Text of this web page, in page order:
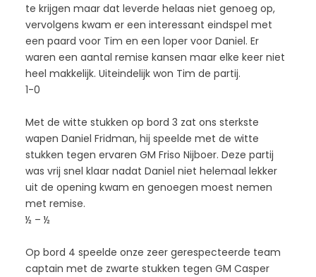
te krijgen maar dat leverde helaas niet genoeg op,
vervolgens kwam er een interessant eindspel met
een paard voor Tim en een loper voor Daniel. Er
waren een aantal remise kansen maar elke keer niet
heel makkelijk. Uiteindelijk won Tim de partij.
1-0
Met de witte stukken op bord 3 zat ons sterkste
wapen Daniel Fridman, hij speelde met de witte
stukken tegen ervaren GM Friso Nijboer. Deze partij
was vrij snel klaar nadat Daniel niet helemaal lekker
uit de opening kwam en genoegen moest nemen
met remise.
½ – ½
Op bord 4 speelde onze zeer gerespecteerde team
captain met de zwarte stukken tegen GM Casper